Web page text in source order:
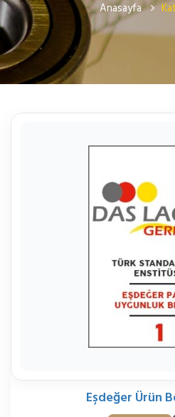
Anasayfa
Eşdeğer Ürün